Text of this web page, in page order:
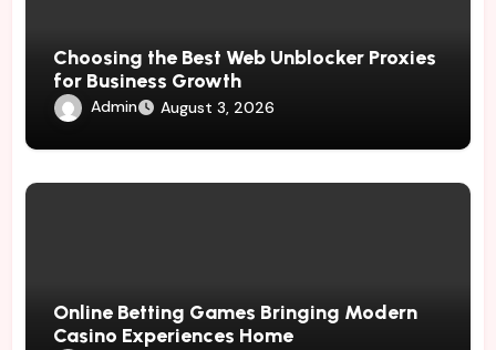
Choosing the Best Web Unblocker Proxies
for Business Growth
Admin August 3, 2026
Online Betting Games Bringing Modern
Casino Experiences Home